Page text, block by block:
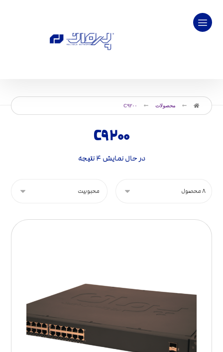
محصولات C۹۲۰۰
C۹۲۰۰
در حال نمایش ۴ نتیجه